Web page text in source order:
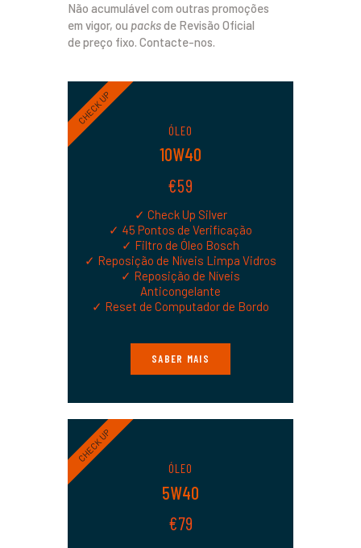
Não acumulável com outras promoções
em vigor, ou packsde Revisão Oficial
de preço fixo. Contacte-nos.
CHECK UP
ÓLEO
10W40
€59
✓ Check Up Silver
✓ 45 Pontos de Verificação
✓ Filtro de Óleo Bosch
✓ Reposição de Níveis Limpa Vidros
✓ Reposição de Níveis
Anticongelante
✓ Reset de Computador de Bordo
SABER MAIS
CHECK UP
ÓLEO
5W40
€79